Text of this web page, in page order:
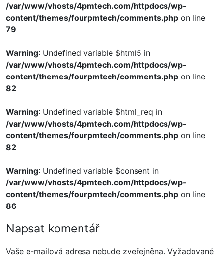
/var/www/vhosts/4pmtech.com/httpdocs/wp-
content/themes/fourpmtech/comments.php on line
79
Warning: Undefined variable $html5 in
/var/www/vhosts/4pmtech.com/httpdocs/wp-
content/themes/fourpmtech/comments.php on line
82
Warning: Undefined variable $html_req in
/var/www/vhosts/4pmtech.com/httpdocs/wp-
content/themes/fourpmtech/comments.php on line
82
Warning: Undefined variable $consent in
/var/www/vhosts/4pmtech.com/httpdocs/wp-
content/themes/fourpmtech/comments.php on line
86
Napsat komentář
Vaše e-mailová adresa nebude zveřejněna. Vyžadované